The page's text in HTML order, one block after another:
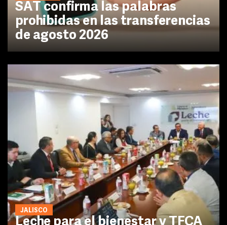
SAT confirma las palabras
prohibidas en las transferencias
de agosto 2026
JALISCO
Leche para el bienestar y TFCA